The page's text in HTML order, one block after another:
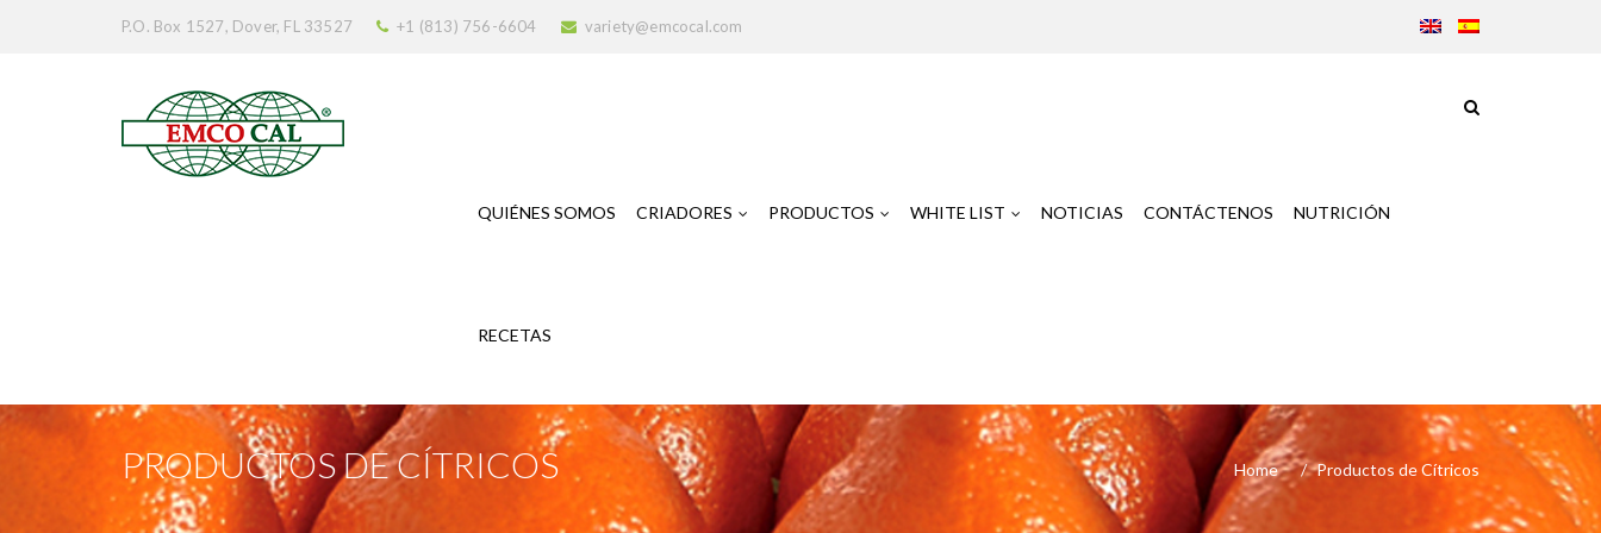
P.O. Box 1527, Dover, FL 33527 +1 (813) 756-6604 variety@emcocal.com
QUIÉNES SOMOS CRIADORES PRODUCTOS WHITE LIST NOTICIAS CONTÁCTENOS NUTRICIÓN
RECETAS
PRODUCTOS DE CÍTRICOS Home Productos de Cítricos